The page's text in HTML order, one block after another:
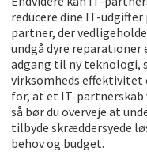
reducere dine IT-udgifter
partner, der
undgå dyre reparationer
adgang til ny teknologi,
virksomheds effektivitet
for, at et IT-
så bør du overveje at
tilbyde skræddersyede
behov og budget.